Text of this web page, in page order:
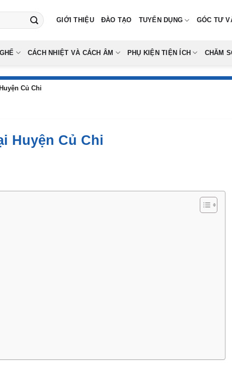
GIỚI THIỆU ĐÀO TẠO TUYỂN DỤNG GÓC TƯ
CÁCH NHIỆT VÀ CÁCH ÂM PHỤ KIỆN TIỆN ÍCH CHĂM
Củ Chi
Huyện Củ Chi